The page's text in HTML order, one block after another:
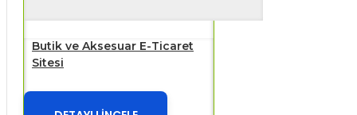
Butik ve Aksesuar E-Ticaret
Sitesi